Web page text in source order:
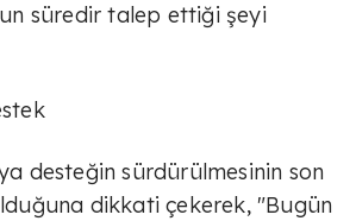
süredir talep ettiği şeyi
desteğin sürdürülmesinin son
dikkati çekerek, "Bugün